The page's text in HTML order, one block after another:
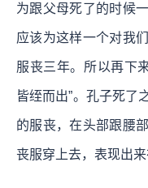
为跟父母死了的时候
应该为这样一个对我
服丧三年。所以再下
皆绖而出”。孔子死了
的服丧，在头部跟腰
丧服穿上去，表现出